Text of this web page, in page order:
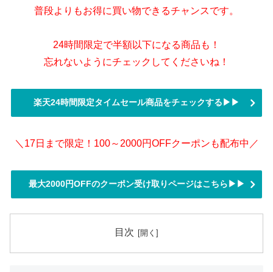
普段よりもお得に買い物できるチャンスです。
24時間限定で半額以下になる商品も！
忘れないようにチェックしてくださいね！
楽天24時間限定タイムセール商品をチェックする▶▶
＼17日まで限定！100～2000円OFFクーポンも配布中／
最大2000円OFFのクーポン受け取りページはこちら▶▶
目次